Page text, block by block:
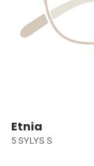
Etnia
5 SYLYS S